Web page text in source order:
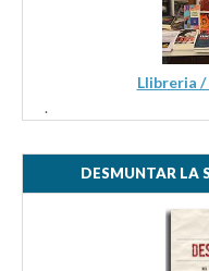
Llibreria /
.
DESMUNTAR LA